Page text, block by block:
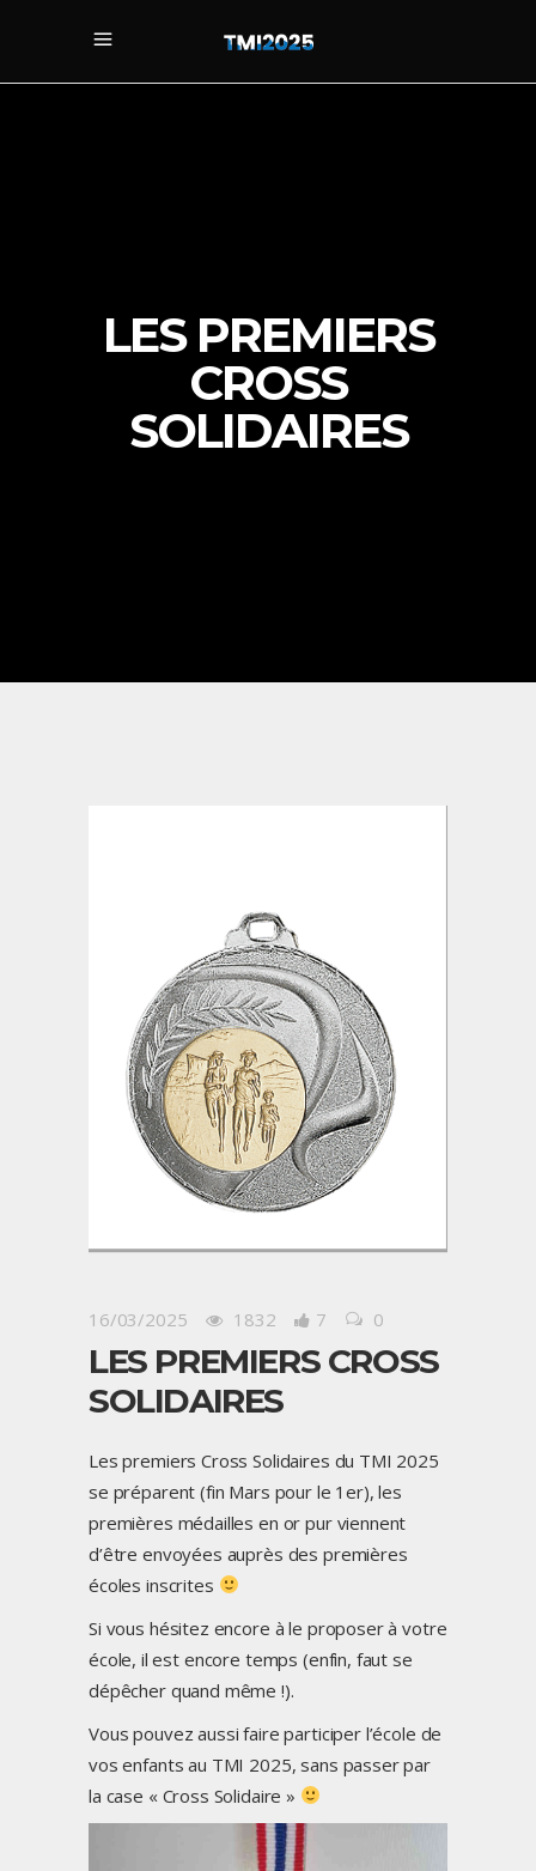
LES PREMIERS
CROSS
SOLIDAIRES
16/03/2025 1832 7 0
LES PREMIERS CROSS
SOLIDAIRES
Les premiers Cross Solidaires du TMI 2025
se préparent (fin Mars pour le 1er), les
premières médailles en or pur viennent
d’être envoyées auprès des premières
écoles inscrites
Si vous hésitez encore à le proposer à votre
école, il est encore temps (enfin, faut se
dépêcher quand même !).
Vous pouvez aussi faire participer l’école de
vos enfants au TMI 2025, sans passer par
la case « Cross Solidaire »